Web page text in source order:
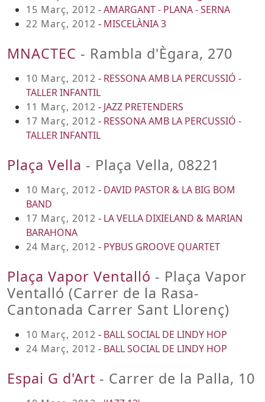
15 Març, 2012 -AMARGANT - PLANA - SERNA
22 Març, 2012 - MISCELÀNIA 3
MNACTEC - Rambla d'Ègara, 270
10 Març, 2012 - RESSONA AMB LA PERCUSSIÓ -
TALLER INFANTIL
11 Març, 2012 - JAZZ PRETENDERS
17 Març, 2012 - RESSONA AMB LA PERCUSSIÓ -
TALLER INFANTIL
Plaça Vella - Plaça Vella, 08221
10 Març, 2012 - DAVID PASTOR & LA BIG BOM
BAND
17 Març, 2012 - LA VELLA DIXIELAND & MARIAN
BARAHONA
24 Març, 2012 - PYBUS GROOVE QUARTET
Plaça Vapor Ventalló - Plaça Vapor
Ventalló (Carrer de la Rasa-
Cantonada Carrer Sant Llorenç)
10 Març, 2012 - BALL SOCIAL DE LINDY HOP
24 Març, 2012 - BALL SOCIAL DE LINDY HOP
Espai G d'Art - Carrer de la Palla, 10